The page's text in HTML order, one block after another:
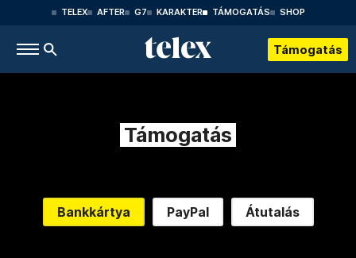
TELEX AFTER G7 KARAKTER TÁMOGATÁS SHOP
Támogatás
Támogatás
Bankkártya PayPal Átutalás